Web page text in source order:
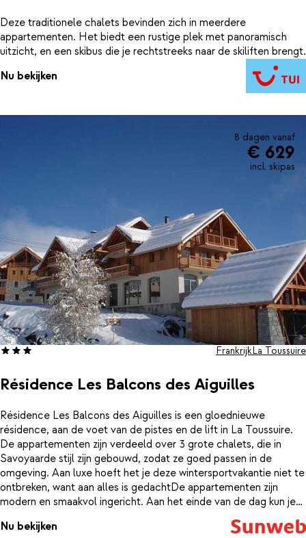
Deze traditionele chalets bevinden zich in meerdere
appartementen. Het biedt een rustige plek met panoramisch
uitzicht, en een skibus die je rechtstreeks naar de skiliften brengt.
Nu bekijken
8 dagen vanaf
€ 629
incl. skipas
Résidence Les Balcons des Aiguilles
FrankrijkLa Toussuire
Résidence Les Balcons des Aiguilles is een gloednieuwe
résidence, aan de voet van de pistes en de lift in La Toussuire.
De appartementen zijn verdeeld over 3 grote chalets, die in
Savoyaarde stijl zijn gebouwd, zodat ze goed passen in de
omgeving. Aan luxe hoeft het je deze wintersportvakantie niet te
ontbreken, want aan alles is gedachtDe appartementen zijn
modern en smaakvol ingericht. Aan het einde van de dag kun je
heerlijk bijkomen in de sauna, of nog een paar baantjes trekken in
het verwarmde binnenzwembad. Een fijne extra is de
Nu bekijken